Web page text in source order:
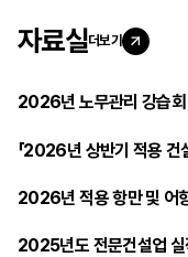
자료실더보기
2026년 노무관리 강습회
2026년 적용 항만 및 어
2025년도 전문건설업 실